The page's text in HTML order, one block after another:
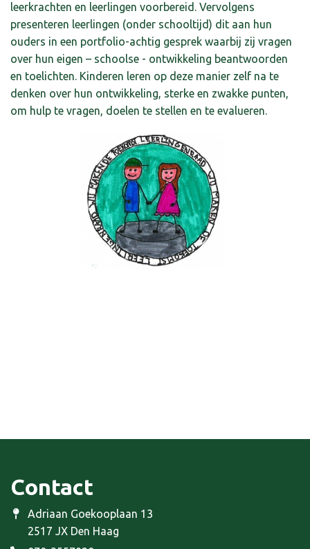
leerkrachten en leerlingen voorbereid. Vervolgens
presenteren leerlingen (onder schooltijd) dit aan hun
ouders in een portfolio-achtig gesprek waarbij zij vragen
over hun eigen – schoolse - ontwikkeling beantwoorden
en toelichten. Kinderen leren op deze manier zelf na te
denken over hun ontwikkeling, sterke en zwakke punten,
om hulp te vragen, doelen te stellen en te evalueren.
Contact
Adriaan Goekooplaan 13
2517 JX Den Haag